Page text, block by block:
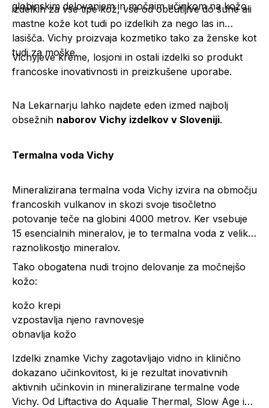
globinskim delovanjem in močnim učinkom na kožo.
izdelkih za vse tipe kož, vse od občutljive do suhe ali
mastne kože kot tudi po izdelkih za nego las in
lasišča. Vichy proizvaja kozmetiko tako za ženske kot
tudi za moške.
Vichyjeve kreme, losjoni in ostali izdelki so produkt
francoske inovativnosti in preizkušene uporabe.
Na Lekarnarju lahko najdete eden izmed najbolj
obsežnih naborov Vichy izdelkov v Sloveniji.
Termalna voda Vichy
Mineralizirana termalna voda Vichy izvira na območju
francoskih vulkanov in skozi svoje tisočletno
potovanje teče na globini 4000 metrov. Ker vsebuje
15 esencialnih mineralov, je to termalna voda z veliko
raznolikostjo mineralov.
Tako obogatena nudi trojno delovanje za močnejšo
kožo:
kožo krepi
vzpostavlja njeno ravnovesje
obnavlja kožo
Izdelki znamke Vichy zagotavljajo vidno in klinično
dokazano učinkovitost, ki je rezultat inovativnih
aktivnih učinkovin in mineralizirane termalne vode
Vichy. Od Liftactiva do Aqualie Thermal, Slow Age in